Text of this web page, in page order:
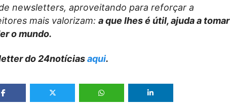
newsletters, aproveitando para reforçar a
mais valorizam: a que lhes é útil, ajuda a tomar
o mundo.
do 24notíciasaqui.